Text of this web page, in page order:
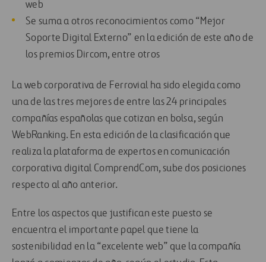
web
Se suma a otros reconocimientos como “Mejor
Soporte Digital Externo” en la edición de este año de
los premios Dircom, entre otros
La web corporativa de Ferrovial ha sido elegida como
una de las tres mejores de entre las 24 principales
compañías españolas que cotizan en bolsa, según
WebRanking. En esta edición de la clasificación que
realiza la plataforma de expertos en comunicación
corporativa digital ComprendCom, sube dos posiciones
respecto al año anterior.
Entre los aspectos que justifican este puesto se
encuentra el importante papel que tiene la
sostenibilidad en la “excelente web” que la compañía